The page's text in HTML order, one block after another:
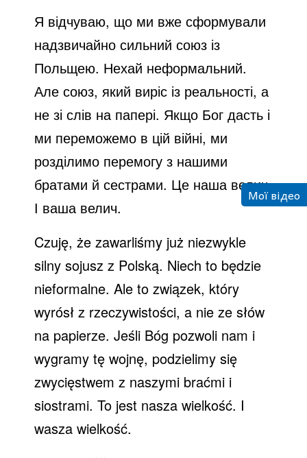
y
V
i
d
e
o
Я відчуваю, що ми вже сформували
надзвичайно сильний союз із
Польщею. Нехай неформальний.
Але союз, який виріс із реальності, а
не зі слів на папері. Якщо Бог дасть і
ми переможемо в цій війні, ми
розділимо перемогу з нашими
братами й сестрами. Це наша велич.
І ваша велич.
Czuję, że zawarliśmy już niezwykle
silny sojusz z Polską. Niech to będzie
nieformalne. Ale to związek, który
wyrósł z rzeczywistości, a nie ze słów
na papierze. Jeśli Bóg pozwoli nam i
wygramy tę wojnę, podzielimy się
zwycięstwem z naszymi braćmi i
siostrami. To jest nasza wielkość. I
wasza wielkość.
Мої відео